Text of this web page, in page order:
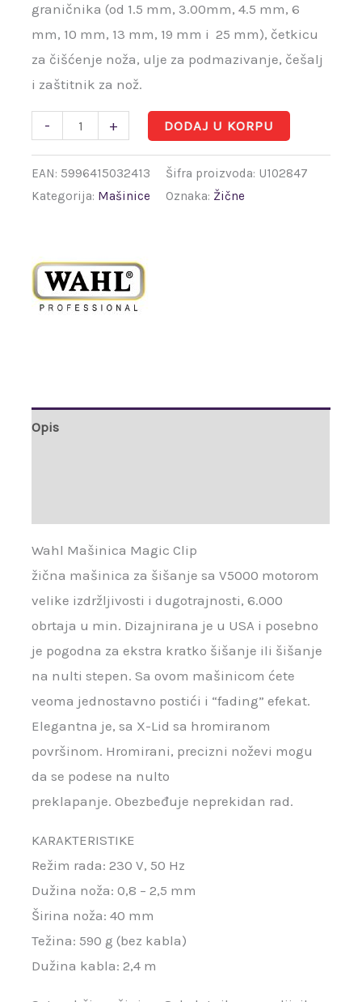
graničnika (od 1.5 mm, 3.00mm, 4.5 mm, 6
mm, 10 mm, 13 mm, 19 mm i 25 mm), četkicu
za čišćenje noža, ulje za podmazivanje, češalj
i zaštitnik za nož.
- + DODAJ U KORPU
EAN: 5996415032413 Šifra proizvoda: U102847
Kategorija: Mašinice Oznaka: Žične
Opis
Wahl Mašinica Magic Clip
žična mašinica za šišanje sa V5000 motorom
velike izdržljivosti i dugotrajnosti, 6.000
obrtaja u min. Dizajnirana je u USA i posebno
je pogodna za ekstra kratko šišanje ili šišanje
na nulti stepen. Sa ovom mašinicom ćete
veoma jednostavno postići i “fading” efekat.
Elegantna je, sa X-Lid sa hromiranom
površinom. Hromirani, precizni noževi mogu
da se podese na nulto
preklapanje. Obezbeđuje neprekidan rad.
KARAKTERISTIKE
Režim rada: 230 V, 50 Hz
Dužina noža: 0,8 – 2,5 mm
Širina noža: 40 mm
Težina: 590 g (bez kabla)
Dužina kabla: 2,4 m